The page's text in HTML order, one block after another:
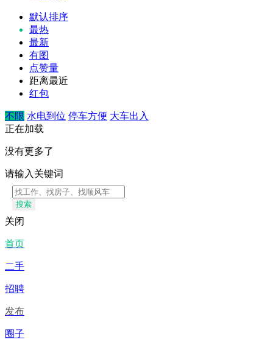
默认排序
最热
最新
有图
点赞量
距离最近
红包
不限 水电到位 停车方便 大车出入
正在加载
没有更多了
请输入关键词
搜索
关闭
首页
二手
招聘
发布
圈子